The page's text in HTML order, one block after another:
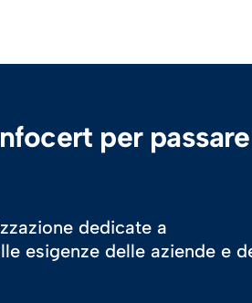
per
dedicate a
esigenze delle aziende e